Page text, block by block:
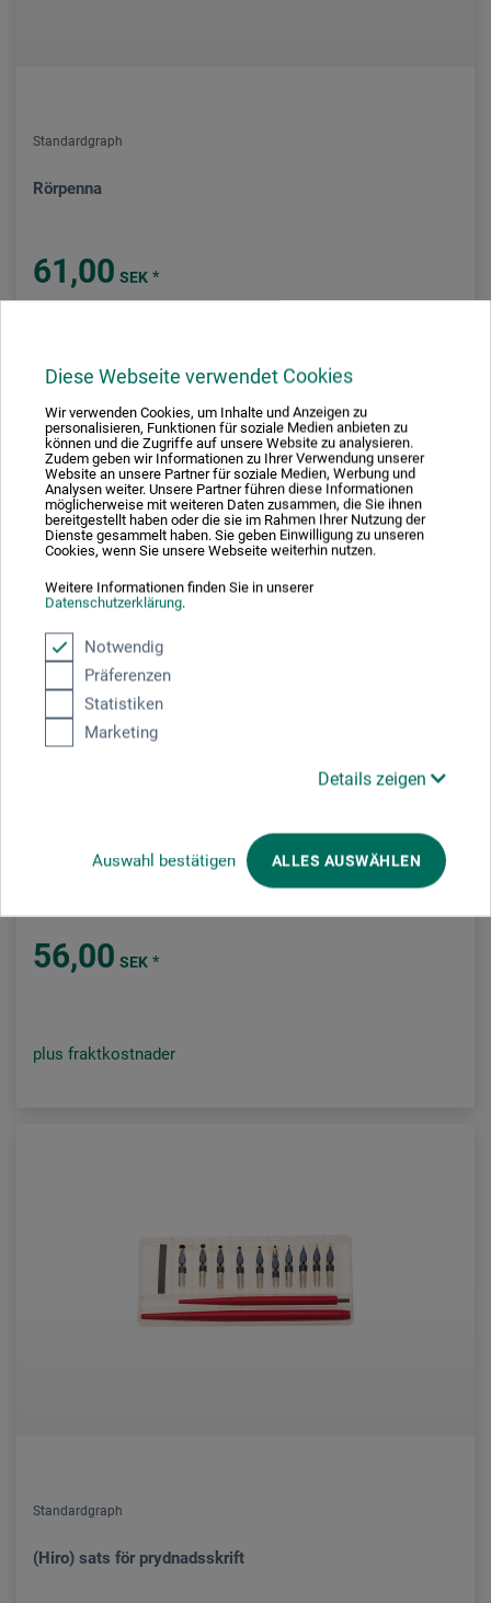
Diese Webseite verwendet Cookies
Wir verwenden Cookies, um Inhalte und Anzeigen zu
personalisieren, Funktionen für soziale Medien anbieten zu
können und die Zugriffe auf unsere Website zu analysieren.
Zudem geben wir Informationen zu Ihrer Verwendung unserer
Website an unsere Partner für soziale Medien, Werbung und
Analysen weiter. Unsere Partner führen diese Informationen
möglicherweise mit weiteren Daten zusammen, die Sie ihnen
bereitgestellt haben oder die sie im Rahmen Ihrer Nutzung der
Dienste gesammelt haben. Sie geben Einwilligung zu unseren
Cookies, wenn Sie unsere Webseite weiterhin nutzen.
Weitere Informationen finden Sie in unserer
Datenschutzerklärung.
Notwendig
Präferenzen
Statistiken
Marketing
Details zeigen
Auswahl bestätigen ALLES AUSWÄHLEN
Standardgraph
Rörpenna
61,00 SEK *
plus fraktkostnader
Teckningspenna hård
56,00 SEK *
plus fraktkostnader
Standardgraph
(Hiro) sats för prydnadsskrift